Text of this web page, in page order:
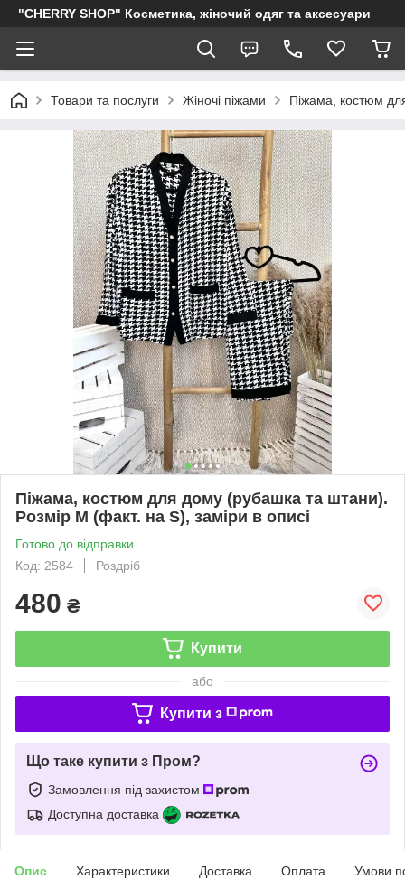
"CHERRY SHOP" Косметика, жіночий одяг та аксесуари
Товари та послуги Жіночі піжами Піжама, костюм
Піжама, костюм для дому (рубашка та штани).
Розмір М (факт. на S), заміри в описі
Готово до відправки
Код: 2584
Роздріб
480 ₴
Купити
або
Купити з
Що таке купити з Пром?
Замовлення під захистом
Доступна доставка
Опис Характеристики Доставка Оплата Умови